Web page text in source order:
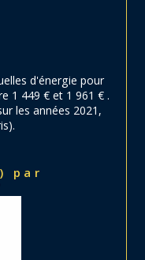
d'énergie pour
1 449 € et 1 961 € .
les années 2021,
par